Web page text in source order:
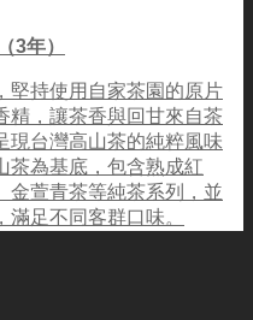
3年）
堅持使用自家茶園的原片
精，讓茶香與回甘來自茶
現台灣高山茶的純粹風味
茶為基底，包含熟成紅
金萱青茶等純茶系列，並
足不同客群口味。